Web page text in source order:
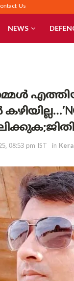
Us
NEWS
08:53 pm IST in